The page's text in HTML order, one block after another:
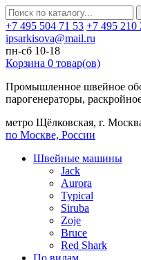
+7 495 504 71 53 +7 495 210
ipsarkisova@mail.ru
пн-сб 10-18
Корзина 0 товар(ов)
Промышленное швейное
парогенераторы,
метро Щёлковская, г.
по Москве, России
Швейные машины
Jack
Aurora
Typical
Siruba
Zoje
Bruce
Red Shark
По видам